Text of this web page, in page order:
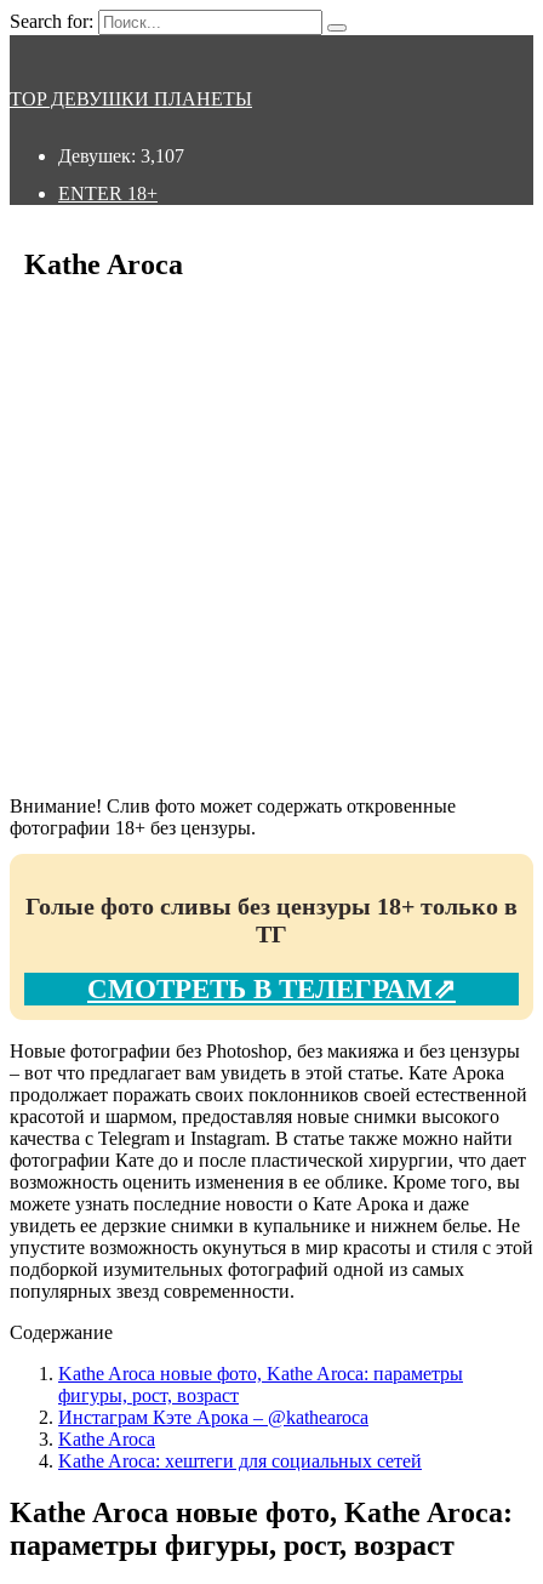
Search for:
TOP ДЕВУШКИ ПЛАНЕТЫ
Девушек: 3,107
ENTER 18+
Kathe Aroca
Внимание! Слив фото может содержать откровенные
фотографии 18+ без цензуры.
Голые фото сливы без цензуры 18+ только в
ТГ
СМОТРЕТЬ В ТЕЛЕГРАМ⇗
Новые фотографии без Photoshop, без макияжа и без цензуры
– вот что предлагает вам увидеть в этой статье. Кате Арока
продолжает поражать своих поклонников своей естественной
красотой и шармом, предоставляя новые снимки высокого
качества с Telegram и Instagram. В статье также можно найти
фотографии Кате до и после пластической хирургии, что дает
возможность оценить изменения в ее облике. Кроме того, вы
можете узнать последние новости о Кате Арока и даже
увидеть ее дерзкие снимки в купальнике и нижнем белье. Не
упустите возможность окунуться в мир красоты и стиля с этой
подборкой изумительных фотографий одной из самых
популярных звезд современности.
Содержание
Kathe Aroca новые фото, Kathe Aroca: параметры
фигуры, рост, возраст
Инстаграм Кэте Арока – @kathearoca
Kathe Aroca
Kathe Aroca: хештеги для социальных сетей
Kathe Aroca новые фото, Kathe Aroca:
параметры фигуры, рост, возраст